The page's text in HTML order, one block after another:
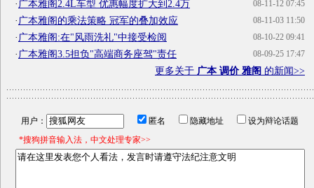
08-11-12 07:45
· 广本雅阁2.4L车型 优惠幅度扩大到2.4万
08-11-03 11:50
· 广本雅阁的乘法策略 冠军的叠加效应
08-10-22 09:41
· 广本雅阁:在"风雨洗礼"中接受检阅
08-09-25 17:47
· 广本雅阁3.5担负"高端商务座驾"责任
更多关于 广本 调价 雅阁 的新闻>>
用户： 匿名 隐藏地址
设为辩论话题
*搜狗拼音输入法，中文处理专家>>